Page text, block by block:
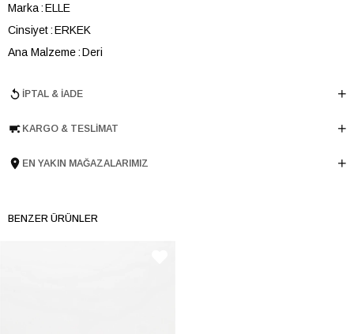
Marka ELLE
Cinsiyet ERKEK
Ana Malzeme Deri
Topuk Boyu 4.5 cm
Taban Yüksekliği 4.5 cm
İPTAL & İADE
KARGO & TESLIMAT
EN YAKIN MAĞAZALARIMIZ
BENZER ÜRÜNLER